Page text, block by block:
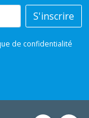
S'inscrire
de confidentialité